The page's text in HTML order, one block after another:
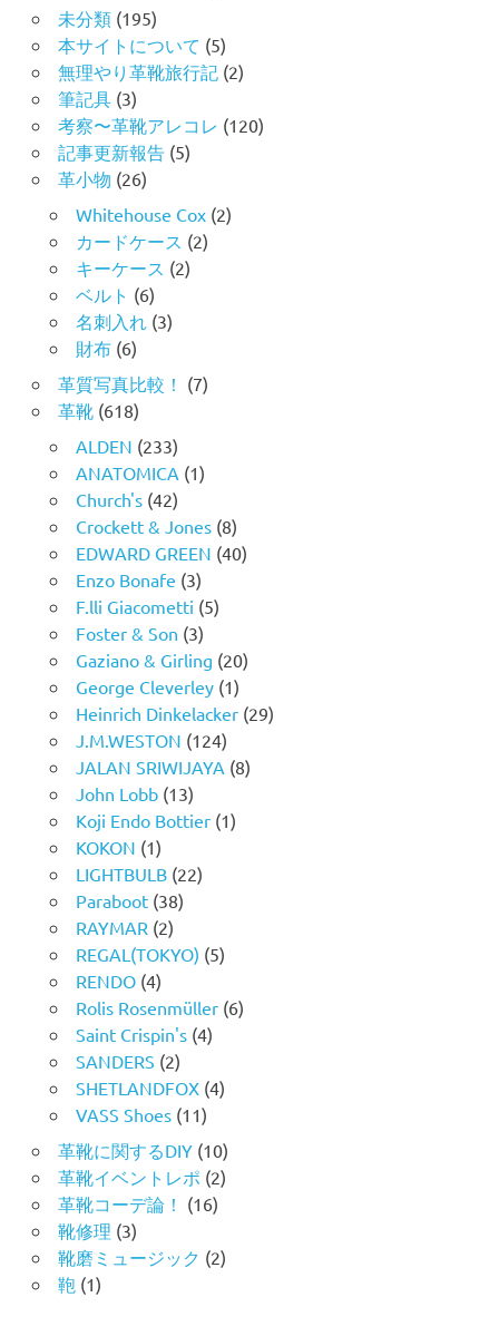
未分類(195)
本サイトについて (5)
無理やり革靴旅行記 (2)
筆記具(3)
考察〜革靴アレコレ (120)
記事更新報告(5)
革小物 (26)
Whitehouse Cox(2)
カードケース (2)
キーケース (2)
ベルト (6)
名刺入れ (3)
財布(6)
革質写真比較！ (7)
革靴(618)
ALDEN (233)
ANATOMICA (1)
Church's(42)
Crockett & Jones(8)
EDWARD GREEN (40)
Enzo Bonafe (3)
F.lli Giacometti (5)
Foster & Son (3)
Gaziano & Girling (20)
George Cleverley(1)
Heinrich Dinkelacker(29)
J.M.WESTON (124)
JALAN SRIWIJAYA (8)
John Lobb(13)
Koji Endo Bottier(1)
KOKON (1)
LIGHTBULB(22)
Paraboot(38)
RAYMAR (2)
REGAL(TOKYO) (5)
RENDO(4)
Rolis Rosenmüller(6)
Saint Crispin's(4)
SANDERS (2)
SHETLANDFOX(4)
VASS Shoes(11)
革靴に関するDIY(10)
革靴イベントレポ (2)
革靴コーデ論！ (16)
靴修理 (3)
靴磨ミュージック (2)
鞄 (1)